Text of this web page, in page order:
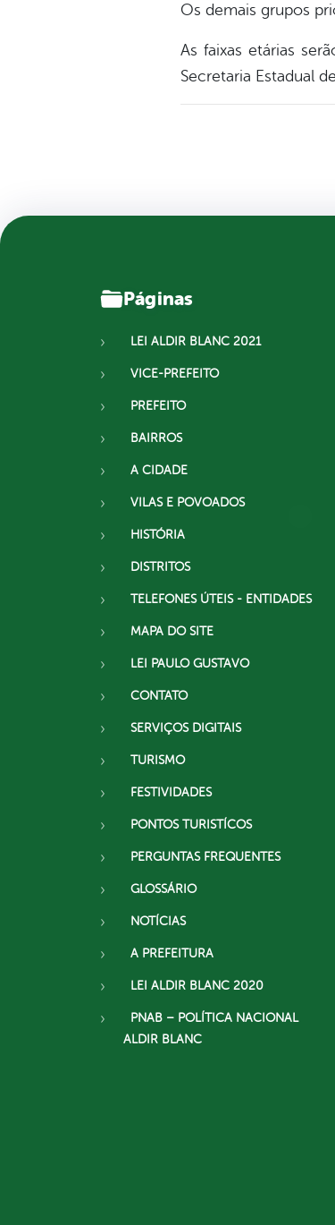
Os demais grupos
As faixas etárias
Secretaria Estadual
Páginas
LEI ALDIR BLANC 2021
VICE-PREFEITO
PREFEITO
BAIRROS
A CIDADE
VILAS E POVOADOS
HISTÓRIA
DISTRITOS
TELEFONES ÚTEIS - ENTIDADES
MAPA DO SITE
LEI PAULO GUSTAVO
CONTATO
SERVIÇOS DIGITAIS
TURISMO
FESTIVIDADES
PONTOS TURISTÍCOS
PERGUNTAS FREQUENTES
GLOSSÁRIO
NOTÍCIAS
A PREFEITURA
LEI ALDIR BLANC 2020
PNAB – POLÍTICA NACIONAL
ALDIR BLANC